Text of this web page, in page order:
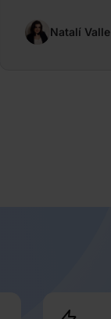
Natalí Valle